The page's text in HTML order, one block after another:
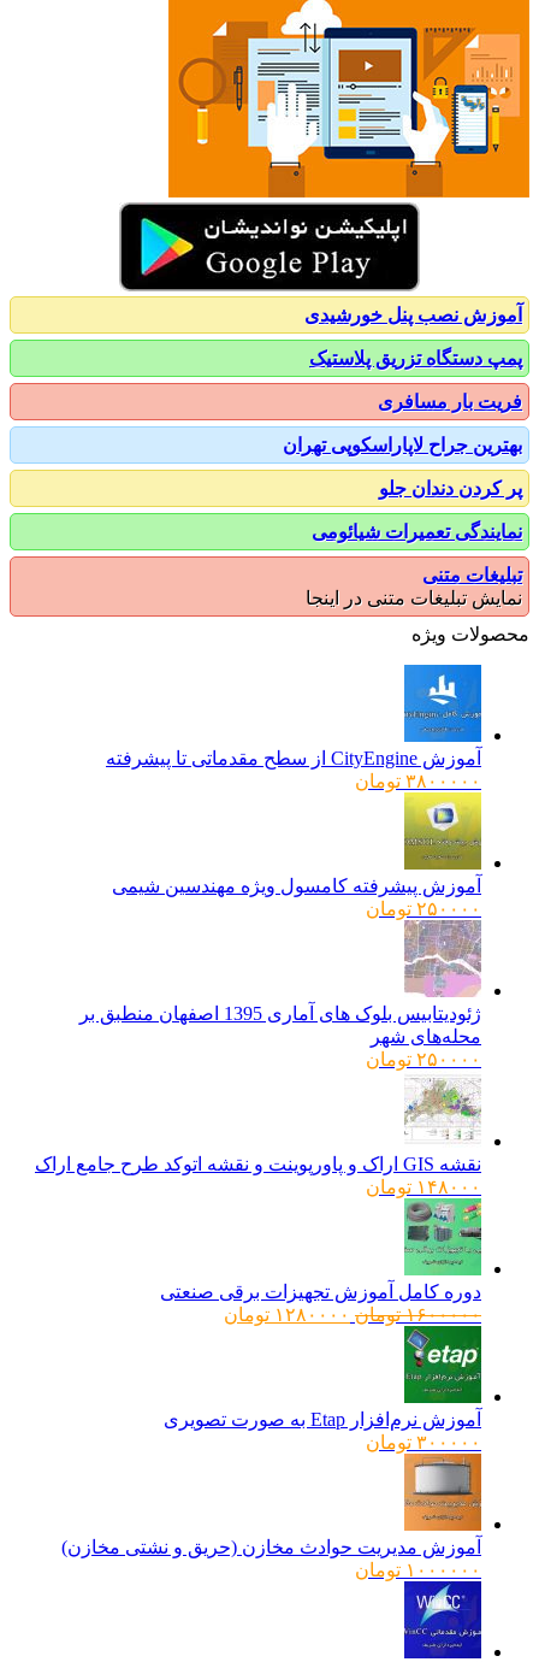
نصب پنل خورشیدی
دستگاه تزریق پلاستیک
بار مسافری
جراح لاپاراسکوپی تهران
دندان جلو
تعمیرات شیائومی
متنی
تبلیغات متنی در اینجا
ویژه
آموزش CityEngine از سطح مقدماتی تا پیشرفته
۳۸۰۰۰۰۰ تومان
آموزش پیشرفته کامسول ویژه مهندسین شیمی
۲۵۰۰۰۰ تومان
ژئودیتابیس بلوک های آماری 1395 اصفهان منطبق بر
محله‌های شهر
۲۵۰۰۰۰ تومان
نقشه GIS اراک و پاورپوینت و نقشه اتوکد طرح جامع اراک
۱۴۸۰۰۰ تومان
دوره کامل آموزش تجهیزات برقی صنعتی
۱۶۰۰۰۰۰ تومانقیمت
۱۲۸۰۰۰۰ تومانقیمت
آموزش نرم‌افزار Etap به صورت تصویری
۳۰۰۰۰۰ تومان
آموزش مدیریت حوادث مخازن (حریق و نشتی مخازن)
۱۰۰۰۰۰۰ تومان